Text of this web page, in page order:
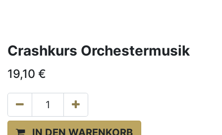
Crashkurs Orchestermusik
19,10 €
IN DEN WARENKORB